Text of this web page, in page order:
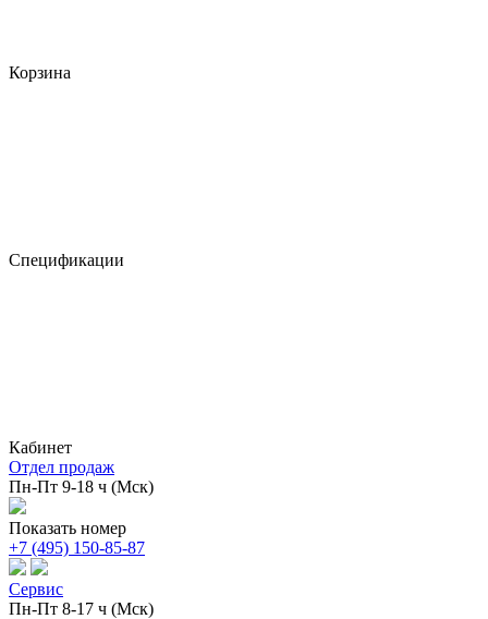
Корзина
Спецификации
Кабинет
Отдел продаж
Пн-Пт 9-18 ч (Мск)
Показать номер
+7 (495) 150-85-87
Сервис
Пн-Пт 8-17 ч (Мск)